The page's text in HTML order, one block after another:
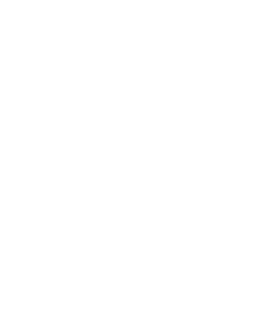
Popolna prepoved
Hojs je povedal, da
krajih, površinah in
od polnoči velja
Izjeme so odhod in
zdravja ali
storitev, če ste
koriščenje turističnih